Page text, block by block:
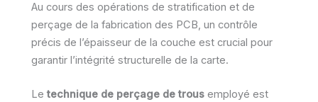
Au cours des opérations de stratification et de
perçage de la fabrication des PCB, un contrôle
précis de l’épaisseur de la couche est crucial pour
garantir l’intégrité structurelle de la carte.
Le technique de perçage de trous employé est